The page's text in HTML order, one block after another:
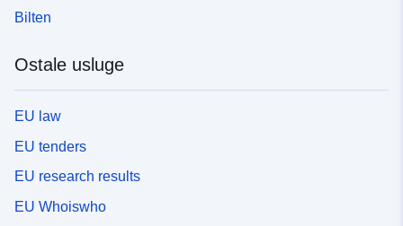
Bilten
Ostale usluge
EU law
EU tenders
EU research results
EU Whoiswho